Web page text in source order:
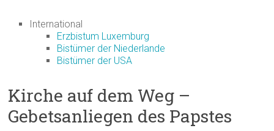
International
Erzbistum Luxemburg
Bistümer der Niederlande
Bistümer der USA
Kirche auf dem Weg –
Gebetsanliegen des Papstes